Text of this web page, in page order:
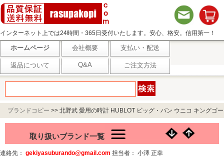
インターネット上では24時間・365日受付いたします。安心、格安。信用第一！
ホームページ 会社概要 支払い・配送
返品について Q&A ご注文方法
ブランドコピー >> 北野武 愛用の時計 HUBLOT ビッグ・バン ウニコ キングゴー
取り扱いブランド一覧
連絡先： gekiyasuburando@gmail.com 担当者： 小澤 正幸